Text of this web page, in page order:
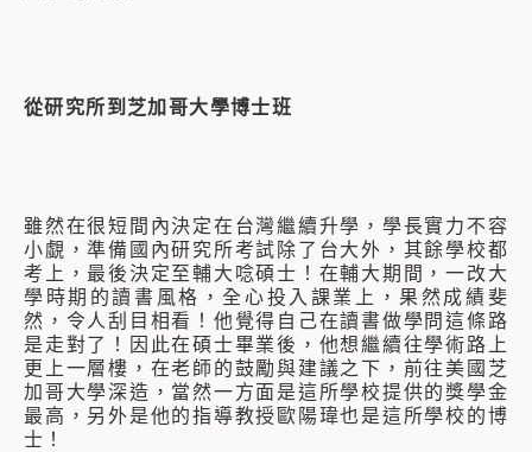
從研究所到芝加哥大學博士班
雖然在很短間內決定在台灣繼續升學，學長實力不容
小覷，準備國內研究所考試除了台大外，其餘學校都
考上，最後決定至輔大唸碩士！在輔大期間，一改大
學時期的讀書風格，全心投入課業上，果然成績斐
然，令人刮目相看！他覺得自己在讀書做學問這條路
是走對了！因此在碩士畢業後，他想繼續往學術路上
更上一層樓，在老師的鼓勵與建議之下，前往美國芝
加哥大學深造，當然一方面是這所學校提供的獎學金
最高，另外是他的指導教授歐陽瑋也是這所學校的博
士！